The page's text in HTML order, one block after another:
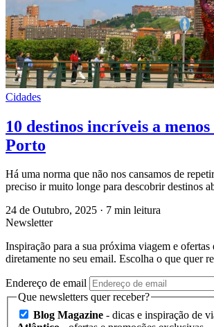
Cidades
10 destinos incríveis a menos
Porto
Há uma norma que não nos cansamos de
preciso ir muito longe para descobrir destinos
24 de Outubro, 2025 · 7 min leitura
Newsletter
Inspiração para a sua próxima viagem e ofertas
diretamente no seu email. Escolha o que quer
Endereço de email
Que newsletters quer receber?
Blog Magazine - dicas e inspiração de